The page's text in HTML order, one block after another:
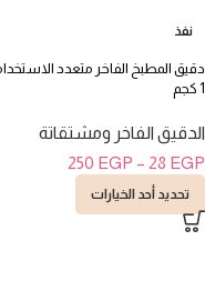
نفذ
دقيق المطبخ الفاخر متعدد
1 كجم
الدقيق الفاخر ومشتقاتة
28 EGP
–
250 EGP
تحديد أحد الخيارات